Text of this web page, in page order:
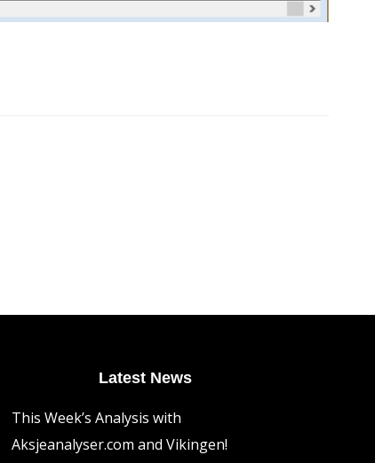
Latest News
This Week’s Analysis with
Aksjeanalyser.com and Vikingen!